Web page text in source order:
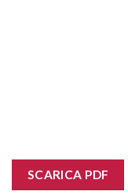
SCARICA PDF